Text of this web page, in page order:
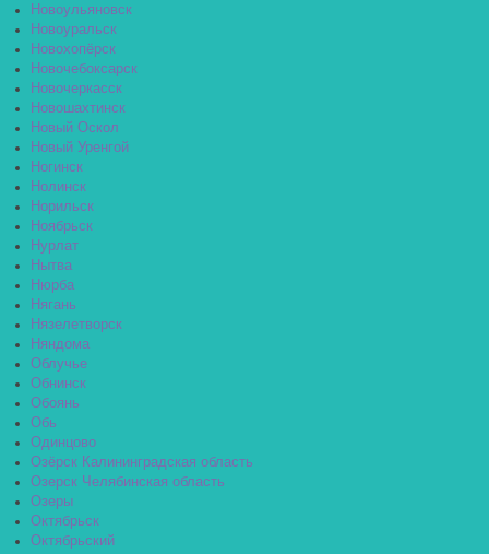
Новоульяновск
Новоуральск
Новохопёрск
Новочебоксарск
Новочеркасск
Новошахтинск
Новый Оскол
Новый Уренгой
Ногинск
Нолинск
Норильск
Ноябрьск
Нурлат
Нытва
Нюрба
Нягань
Нязелетворск
Няндома
Облучье
Обнинск
Обоянь
Обь
Одинцово
Озёрск Калининградская область
Озерск Челябинская область
Озеры
Октябрьск
Октябрьский